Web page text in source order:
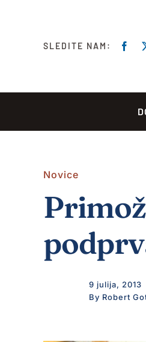
SLEDITE NAM:
Novice
9 julija, 2013
By Robert